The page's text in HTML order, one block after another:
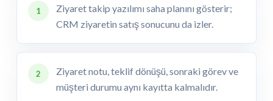
1
Ziyaret takip yazılımı saha planını gösterir;
CRM ziyaretin satış sonucunu da izler.
2
Ziyaret notu, teklif dönüşü, sonraki görev ve
müşteri durumu aynı kayıtta kalmalıdır.